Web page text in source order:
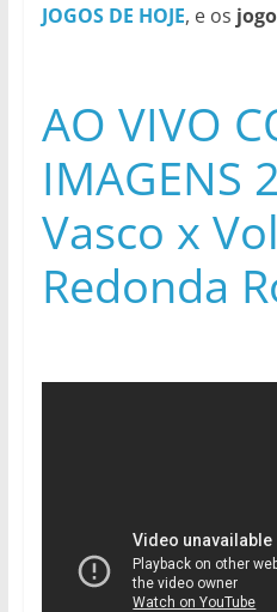
JOGOS DE HOJE, e os
AO VIVO
IMAGENS
Vasco x
Redonda